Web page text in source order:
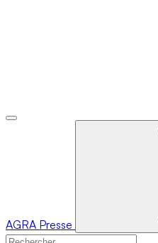
AGRA Presse